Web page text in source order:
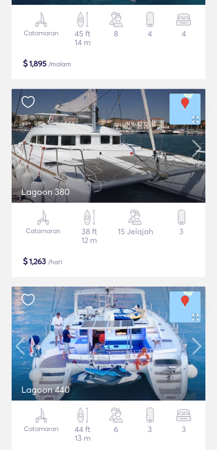
Catamaran
45 ft
14 m
8 4 4
$1,895 /malam
Lagoon 380
Catamaran
38 ft
12 m
15 Jelajah 3
$1,263 /hari
Lagoon 440
Catamaran
44 ft
13 m
6 3 3